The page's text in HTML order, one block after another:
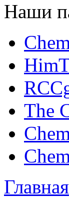
Наши
The
Главная